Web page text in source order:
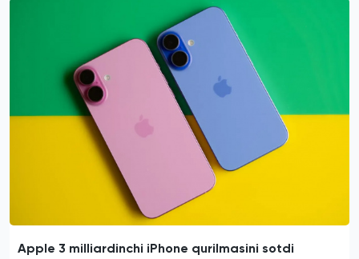
Apple 3 milliardinchi iPhone qurilmasini sotdi